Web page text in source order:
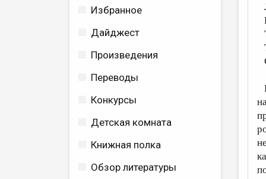
Избранное
Дайджест
Произведения
Переводы
Конкурсы
Детская комната
Книжная полка
Обзор литературы